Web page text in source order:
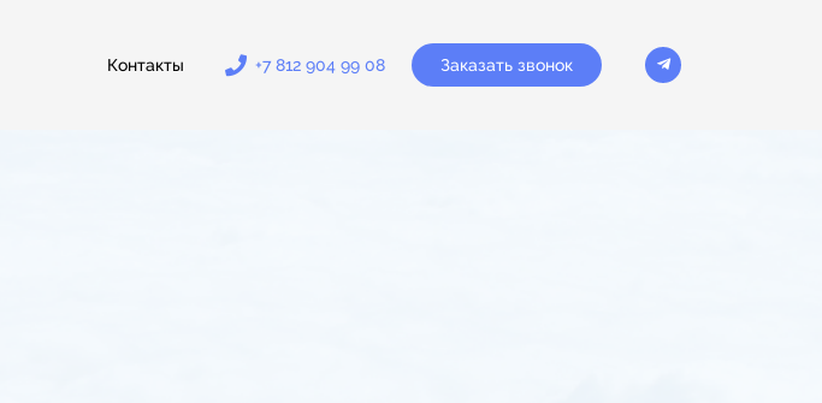
Контакты +7 812 904 99 08 Заказать звонок